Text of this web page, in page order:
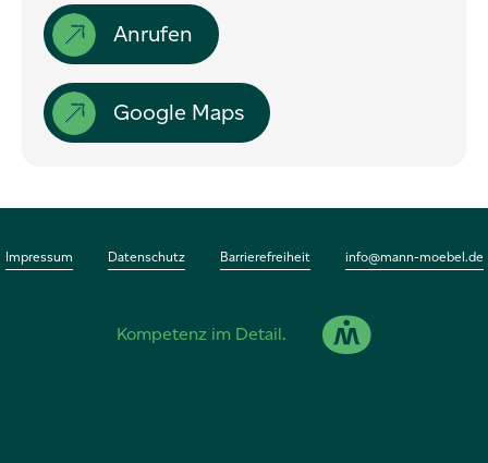
Impressum
Datenschutz
Carl-Zeiss-Straße 2
Anrufen
Google Maps
Impressum Datenschutz Barrierefreiheit info@mann-moebel.de
Kompetenz im Detail.